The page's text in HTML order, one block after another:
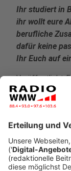
Ihr studiert in
ihr wollt eure
berufliche
dafür keine
Ihr Euch auf
Veröffentlicht:
Anzeige
Anzeige